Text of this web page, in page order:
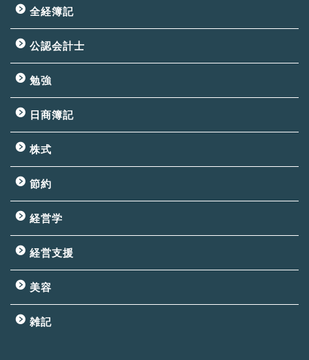
全経簿記
公認会計士
勉強
日商簿記
株式
節約
経営学
経営支援
美容
雑記